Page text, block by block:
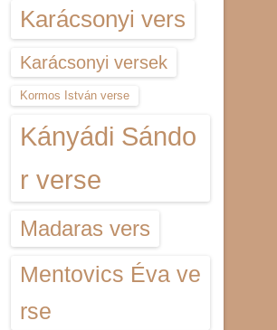
Karácsonyi vers
Karácsonyi versek
Kormos István verse
Kányádi Sándo
r verse
Madaras vers
Mentovics Éva ve
rse